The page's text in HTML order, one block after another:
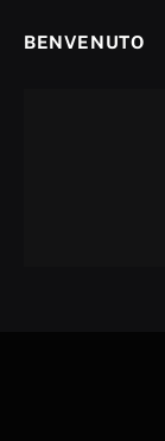
BENVENUTO